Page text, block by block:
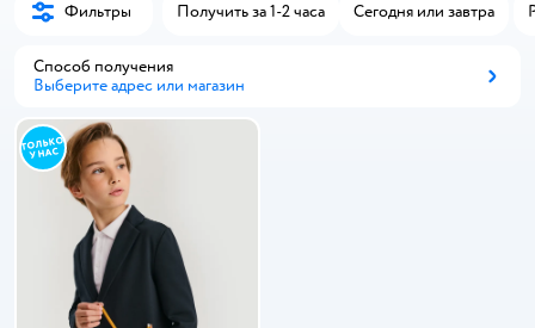
Фильтры Получить за 1-2 часа Сегодня или завтра
Способ получения
Выберите адрес или магазин